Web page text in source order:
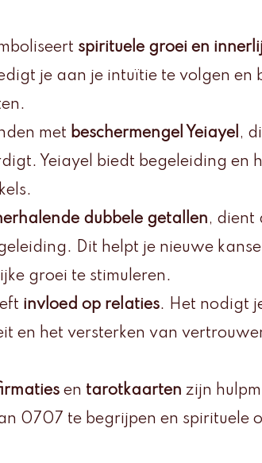
spirituele groei en
je aan je intuïtie te volgen en
met beschermengel Yeiayel ,
Yeiayel biedt begeleiding en
dubbele getallen, dient
Dit helpt je nieuwe
groei te stimuleren.
invloed op relaties. Het nodigt
en het versterken van
en tarotkaarten zijn
0707 te begrijpen en spirituele